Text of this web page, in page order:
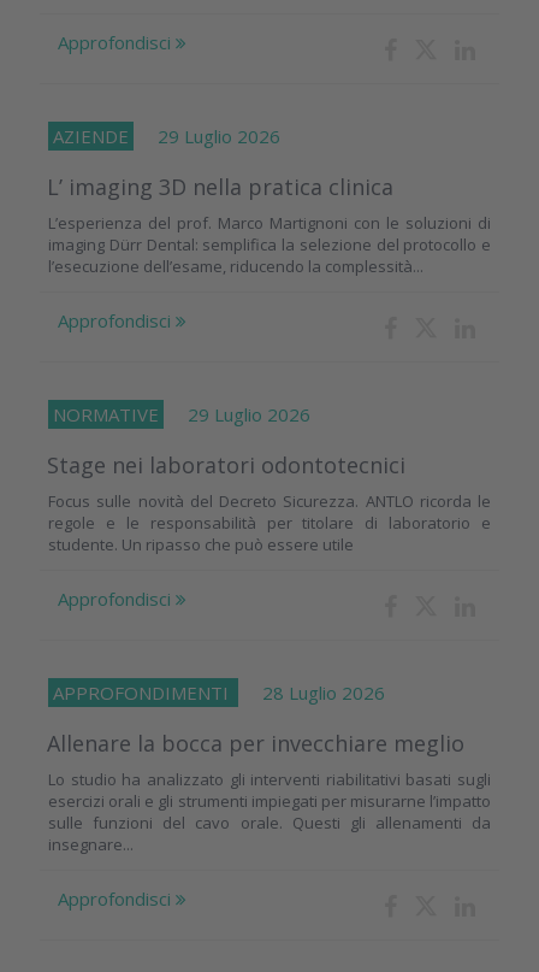
Approfondisci
AZIENDE 29 Luglio 2026
L’ imaging 3D nella pratica clinica
L’esperienza del prof. Marco Martignoni con le soluzioni di
imaging Dürr Dental: semplifica la selezione del protocollo e
l’esecuzione dell’esame, riducendo la complessità...
Approfondisci
NORMATIVE 29 Luglio 2026
Stage nei laboratori odontotecnici
Focus sulle novità del Decreto Sicurezza. ANTLO ricorda le
regole e le responsabilità per titolare di laboratorio e
studente. Un ripasso che può essere utile
Approfondisci
APPROFONDIMENTI 28 Luglio 2026
Allenare la bocca per invecchiare meglio
Lo studio ha analizzato gli interventi riabilitativi basati sugli
esercizi orali e gli strumenti impiegati per misurarne l’impatto
sulle funzioni del cavo orale. Questi gli allenamenti da
insegnare...
Approfondisci